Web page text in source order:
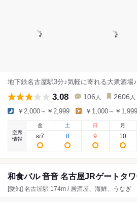
地下鉄名古屋駅3分♪気軽に寄れる大衆酒
3.08 106 人 2606 人
￥2,000～￥2,999 ￥1,000～￥1,999
空席
情報
金
8/7
土
8
日
9
月
10
和食バル 音音 名古屋JRゲートタ
[愛知] 名古屋駅 174m / 居酒屋、海鮮、うなぎ